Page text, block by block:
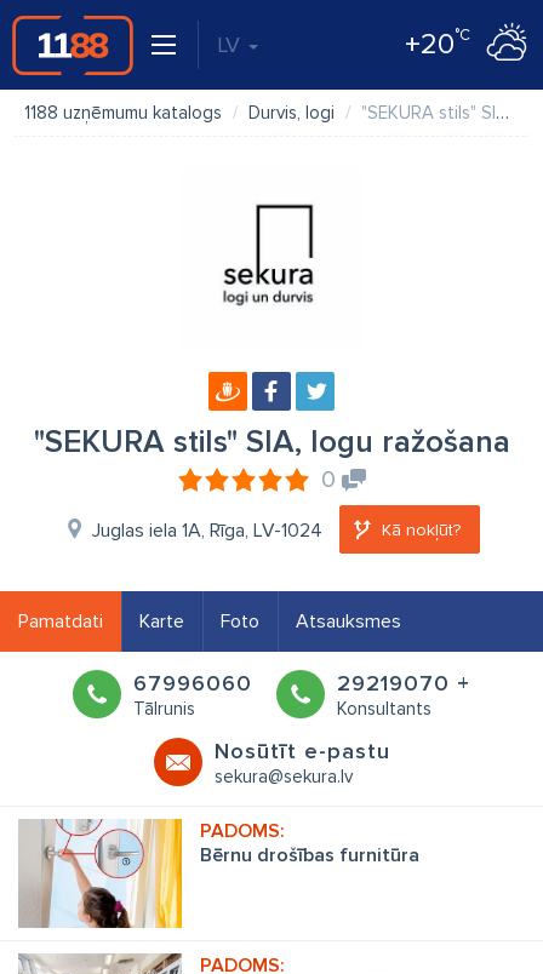
LV +20°C
1188 uzņēmumu katalogs Durvis, logi "SEKURA stils" SIA, logu ražošana
"SEKURA stils" SIA, logu ražošana
0
Juglas iela 1A, Rīga, LV-1024 Kā nokļūt?
Pamatdati Karte Foto Atsauksmes
67996060
Tālrunis
29219070 +
Konsultants
Nosūtīt e-pastu
sekura@sekura.lv
Bērnu drošības furnitūra